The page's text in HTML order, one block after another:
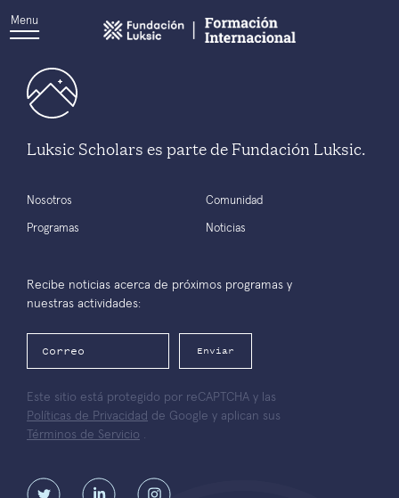
Menu
Luksic Scholars es parte de Fundación Luksic.
Nosotros
Programas
Comunidad
Noticias
Recibe noticias acerca de próximos programas y
nuestras actividades:
Enviar
Este sitio está protegido por reCAPTCHA y las
Políticas de Privacidad de Google y aplican sus
Términos de Servicio .